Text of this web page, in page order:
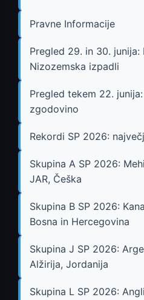
Pravne Informacije
Pregled 29. in 30. junija:
Nizozemska izpadli
Pregled tekem 22.
zgodovino
Rekordi SP 2026:
Skupina A SP 2026:
JAR, Češka
Skupina B SP 2026:
Bosna in Hercegovina
Skupina J SP 2026:
Alžirija, Jordanija
Skupina L SP 2026: